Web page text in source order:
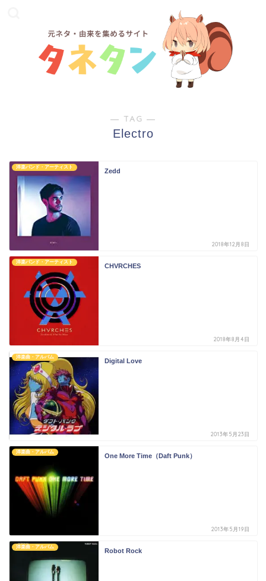
― TAG ―
Electro
洋楽バンド・アーティスト
Zedd
2018年12月8日
洋楽バンド・アーティスト
CHVRCHES
2018年8月4日
洋楽曲・アルバム
Digital Love
2013年5月23日
洋楽曲・アルバム
One More Time（Daft Punk）
2013年5月19日
洋楽曲・アルバム
Robot Rock